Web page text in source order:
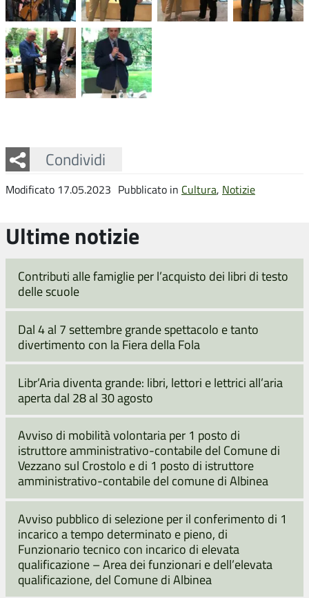
Condividi
Facebook
Twitter
Whatsapp
Modificato 17.05.2023 Pubblicato in Cultura, Notizie
Ultime notizie
Contributi alle famiglie per l’acquisto dei libri di testo
delle scuole
Dal 4 al 7 settembre grande spettacolo e tanto
divertimento con la Fiera della Fola
Libr’Aria diventa grande: libri, lettori e lettrici all’aria
aperta dal 28 al 30 agosto
Avviso di mobilità volontaria per 1 posto di
istruttore amministrativo-contabile del Comune di
Vezzano sul Crostolo e di 1 posto di istruttore
amministrativo-contabile del comune di Albinea
Avviso pubblico di selezione per il conferimento di 1
incarico a tempo determinato e pieno, di
Funzionario tecnico con incarico di elevata
qualificazione – Area dei funzionari e dell’elevata
qualificazione, del Comune di Albinea